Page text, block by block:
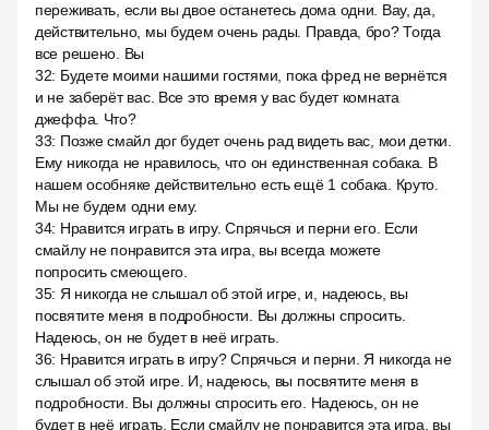
переживать, если вы двое останетесь дома одни. Вау, да,
действительно, мы будем очень рады. Правда, бро? Тогда
все решено. Вы
32: Будете моими нашими гостями, пока фред не вернётся
и не заберёт вас. Все это время у вас будет комната
джеффа. Что?
33: Позже смайл дог будет очень рад видеть вас, мои детки.
Ему никогда не нравилось, что он единственная собака. В
нашем особняке действительно есть ещё 1 собака. Круто.
Мы не будем одни ему.
34: Нравится играть в игру. Спрячься и перни его. Если
смайлу не понравится эта игра, вы всегда можете
попросить смеющего.
35: Я никогда не слышал об этой игре, и, надеюсь, вы
посвятите меня в подробности. Вы должны спросить.
Надеюсь, он не будет в неё играть.
36: Нравится играть в игру? Спрячься и перни. Я никогда не
слышал об этой игре. И, надеюсь, вы посвятите меня в
подробности. Вы должны спросить его. Надеюсь, он не
будет в неё играть. Если смайлу не понравится эта игра, вы